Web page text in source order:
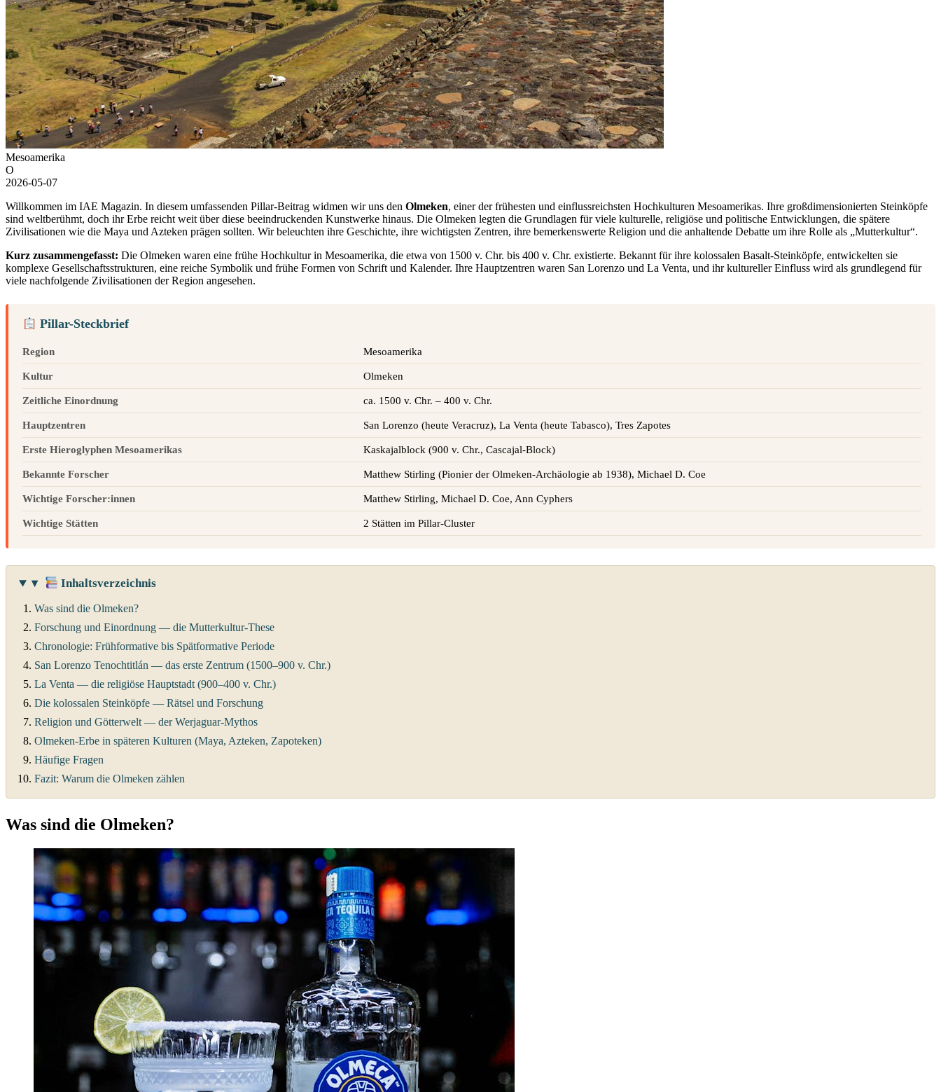
Mesoamerika
O
2026-05-07
Willkommen im IAE Magazin. In diesem umfassenden Pillar-Beitrag widmen wir uns den Olmeken, einer der frühesten und einflussreichsten Hochkulturen Mesoamerikas. Ihre großdimensionierten Steinköpfe
sind weltberühmt, doch ihr Erbe reicht weit über diese beeindruckenden Kunstwerke hinaus. Die Olmeken legten die Grundlagen für viele kulturelle, religiöse und politische Entwicklungen, die spätere
Zivilisationen wie die Maya und Azteken prägen sollten. Wir beleuchten ihre Geschichte, ihre wichtigsten Zentren, ihre bemerkenswerte Religion und die anhaltende Debatte um ihre Rolle als „Mutterkultur“.
Kurz zusammengefasst: Die Olmeken waren eine frühe Hochkultur in Mesoamerika, die etwa von 1500 v. Chr. bis 400 v. Chr. existierte. Bekannt für ihre kolossalen Basalt-Steinköpfe, entwickelten sie
komplexe Gesellschaftsstrukturen, eine reiche Symbolik und frühe Formen von Schrift und Kalender. Ihre Hauptzentren waren San Lorenzo und La Venta, und ihr kultureller Einfluss wird als grundlegend für
viele nachfolgende Zivilisationen der Region angesehen.
Pillar-Steckbrief
Region Mesoamerika
Kultur Olmeken
Zeitliche Einordnung ca. 1500 v. Chr. – 400 v. Chr.
Hauptzentren San Lorenzo (heute Veracruz), La Venta (heute Tabasco), Tres Zapotes
Erste Hieroglyphen Mesoamerikas Kaskajalblock (900 v. Chr., Cascajal-Block)
Bekannte Forscher Matthew Stirling (Pionier der Olmeken-Archäologie ab 1938), Michael D. Coe
Wichtige Forscher:innen Matthew Stirling, Michael D. Coe, Ann Cyphers
Wichtige Stätten 2 Stätten im Pillar-Cluster
▾ Inhaltsverzeichnis
Was sind die Olmeken?
Forschung und Einordnung — die Mutterkultur-These
Chronologie: Frühformative bis Spätformative Periode
San Lorenzo Tenochtitlán — das erste Zentrum (1500–900 v. Chr.)
La Venta — die religiöse Hauptstadt (900–400 v. Chr.)
Die kolossalen Steinköpfe — Rätsel und Forschung
Religion und Götterwelt — der Werjaguar-Mythos
Olmeken-Erbe in späteren Kulturen (Maya, Azteken, Zapoteken)
Häufige Fragen
Fazit: Warum die Olmeken zählen
Was sind die Olmeken?